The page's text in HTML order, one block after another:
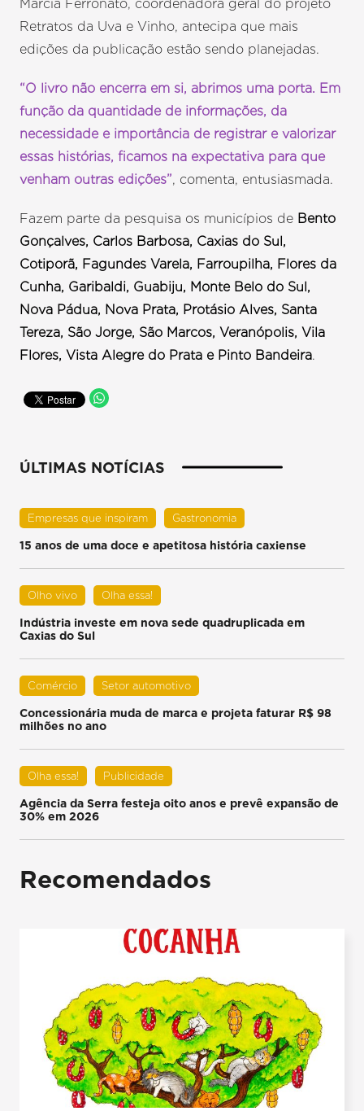
Marcia Ferronato, coordenadora geral do projeto
Retratos da Uva e Vinho, antecipa que mais
edições da publicação estão sendo planejadas.
“O livro não encerra em si, abrimos uma porta. Em
função da quantidade de informações, da
necessidade e importância de registrar e valorizar
essas histórias, ficamos na expectativa para que
venham outras edições”, comenta, entusiasmada.
Fazem parte da pesquisa os municípios de Bento
Gonçalves, Carlos Barbosa, Caxias do Sul,
Cotiporã, Fagundes Varela, Farroupilha, Flores da
Cunha, Garibaldi, Guabiju, Monte Belo do Sul,
Nova Pádua, Nova Prata, Protásio Alves, Santa
Tereza, São Jorge, São Marcos, Veranópolis, Vila
Flores, Vista Alegre do Prata e Pinto Bandeira.
ÚLTIMAS NOTÍCIAS
Empresas que inspiram Gastronomia
15 anos de uma doce e apetitosa história caxiense
Olho vivo Olha essa!
Indústria investe em nova sede quadruplicada em
Caxias do Sul
Comércio Setor automotivo
Concessionária muda de marca e projeta faturar R$ 98
milhões no ano
Olha essa! Publicidade
Agência da Serra festeja oito anos e prevê expansão de
30% em 2026
Recomendados